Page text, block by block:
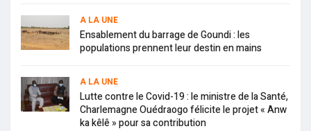
A LA UNE
Ensablement du barrage de Goundi : les
populations prennent leur destin en mains
A LA UNE
Lutte contre le Covid-19 : le ministre de la Santé,
Charlemagne Ouédraogo félicite le projet « Anw
ka kêlê » pour sa contribution